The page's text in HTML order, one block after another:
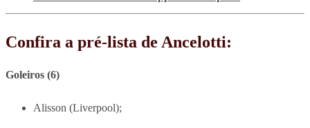
Confira a pré-lista de Ancelotti:
Goleiros (6)
Alisson (Liverpool);